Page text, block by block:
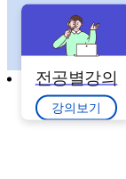
전공별강의
강의보기